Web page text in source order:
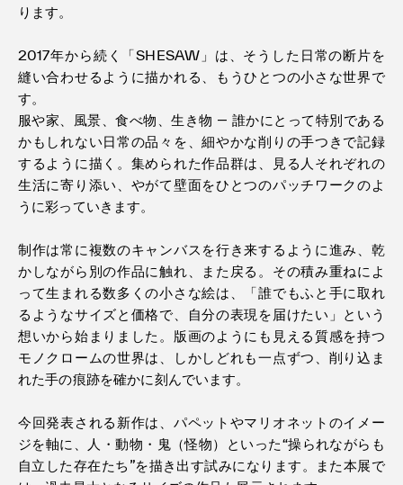
ります。
2017年から続く「SHESAW」は、そうした日常の断片を
縫い合わせるように描かれる、もうひとつの小さな世界で
す。
服や家、風景、食べ物、生き物 ― 誰かにとって特別である
かもしれない日常の品々を、細やかな削りの手つきで記録
するように描く。集められた作品群は、見る人それぞれの
生活に寄り添い、やがて壁面をひとつのパッチワークのよ
うに彩っていきます。
制作は常に複数のキャンバスを行き来するように進み、乾
かしながら別の作品に触れ、また戻る。その積み重ねによ
って生まれる数多くの小さな絵は、「誰でもふと手に取れ
るようなサイズと価格で、自分の表現を届けたい」という
想いから始まりました。版画のようにも見える質感を持つ
モノクロームの世界は、しかしどれも一点ずつ、削り込ま
れた手の痕跡を確かに刻んでいます。
今回発表される新作は、パペットやマリオネットのイメー
ジを軸に、人・動物・鬼（怪物）といった“操られながらも
自立した存在たち”を描き出す試みになります。また本展で